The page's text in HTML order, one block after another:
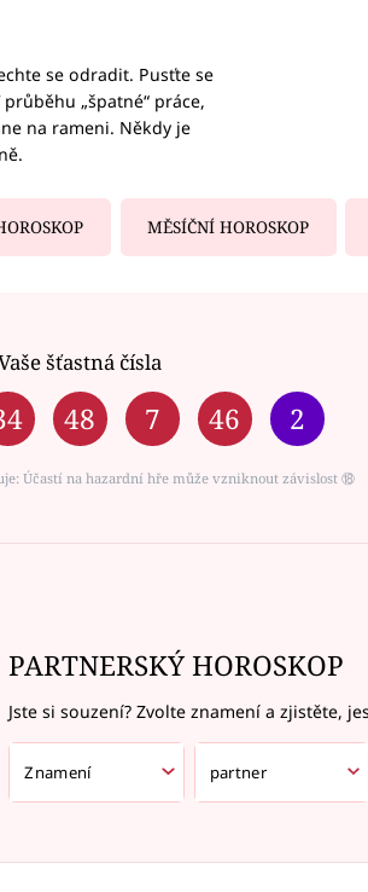
se odradit. Pusťte se
„špatné“ práce,
na rameni. Někdy je
MĚSÍČNÍ HOROSKOP
šťastná čísla
48 7 46 2
Účastí na hazardní hře může vzniknout závislost ⑱
PARTNERSKÝ HOROSKOP
Jste si souzení? Zvolte znamení a zjistěte,